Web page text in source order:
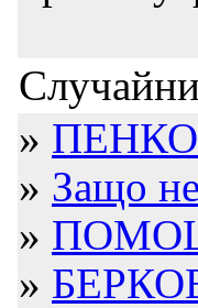
»
» Защо
»
»